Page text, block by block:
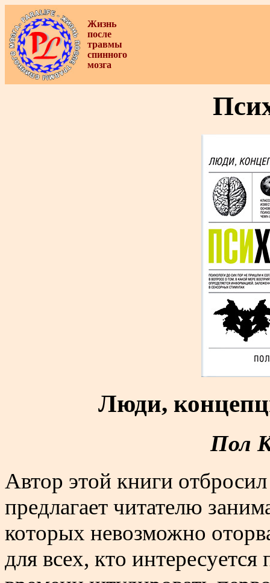
Жизнь
после
травмы
спинного
мозга
Люди,
Пол
Автор этой книги
предлагает читателю
которых невозможно
для всех, кто